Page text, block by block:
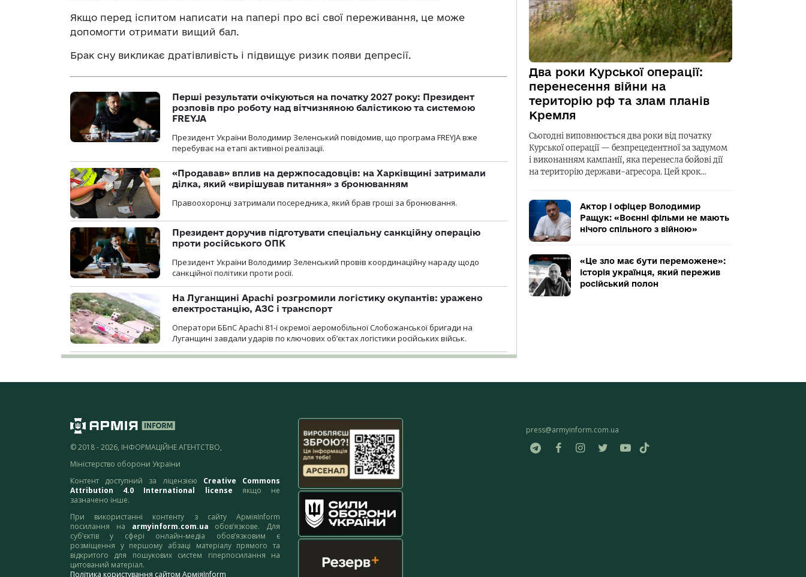
Якщо перед іспитом написати на папері про всі свої переживання, це може
допомогти отримати вищий бал.
Брак сну викликає дратівливість і підвищує ризик появи депресії.
Перші результати очікуються на початку 2027 року: Президент
розповів про роботу над вітчизняною балістикою та системою
FREYJA
Президент України Володимир Зеленський повідомив, що програма FREYJA вже
перебуває на етапі активної реалізації.
«Продавав» вплив на держпосадовців: на Харківщині затримали
ділка, який «вирішував питання» з бронюванням
Правоохоронці затримали посередника, який брав гроші за бронювання.
Президент доручив підготувати спеціальну санкційну операцію
проти російського ОПК
Президент України Володимир Зеленський провів координаційну нараду щодо
санкційної політики проти росії.
На Луганщині Apachi розгромили логістику окупантів: уражено
електростанцію, АЗС і транспорт
Оператори ББпС Apachi 81-ї окремої аеромобільної Слобожанської бригади на
Луганщині завдали ударів по ключових об’єктах логістики російських військ.
Два роки Курської операції:
перенесення війни на
територію рф та злам планів
Кремля
Сьогодні виповнюється два роки від початку
Курської операції — безпрецедентної за задумом
і виконанням кампанії, яка перенесла бойові дії
на територію держави-агресора. Цей крок…
Актор і офіцер Володимир
Ращук: «Воєнні фільми не мають
нічого спільного з війною»
«Це зло має бути переможене»:
історія українця, який пережив
російський полон
© 2018 - 2026, ІНФОРМАЦІЙНЕ АГЕНТСТВО,
Міністерство оборони України
Контент доступний за ліцензією Creative Commons
Attribution 4.0 International license якщо не
зазначено інше.
При використанні контенту з сайту АрміяInform
посилання на armyinform.com.ua обов’язкове. Для
суб’єктів у сфері онлайн-медіа обов’язковим є
розміщення у першому абзаці матеріалу прямого та
відкритого для пошукових систем гіперпосилання на
цитований матеріал.
Політика користування сайтом АрміяInform
press@armyinform.com.ua